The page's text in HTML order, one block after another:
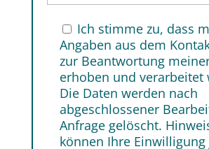
Ich stimme zu, dass
Angaben aus dem
zur Beantwortung
erhoben und verarbeitet
Die Daten werden nach
abgeschlossener
Anfrage gelöscht.
können Ihre